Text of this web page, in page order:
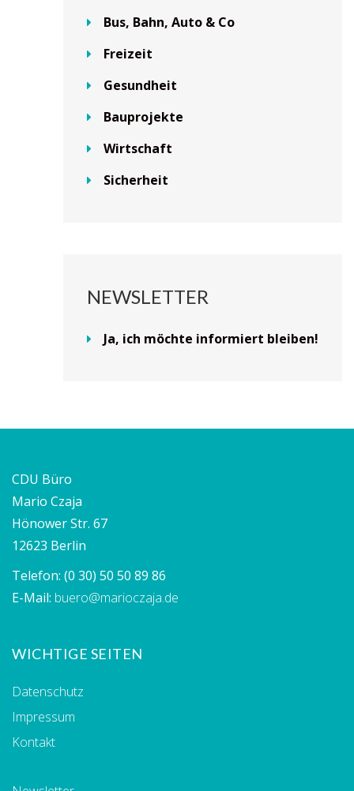
Bus, Bahn, Auto & Co
Freizeit
Gesundheit
Bauprojekte
Wirtschaft
Sicherheit
NEWSLETTER
Ja, ich möchte informiert bleiben!
CDU Büro
Mario Czaja
Hönower Str. 67
12623 Berlin
Telefon: (0 30) 50 50 89 86
E-Mail: buero@marioczaja.de
WICHTIGE SEITEN
Datenschutz
Impressum
Kontakt